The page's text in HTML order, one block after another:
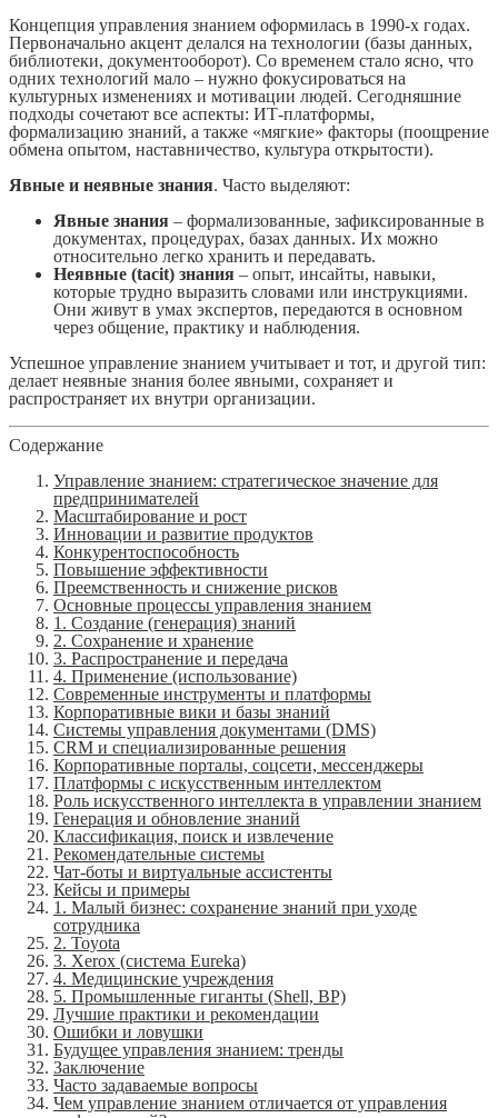
Концепция управления знанием оформилась в 1990-х годах.
Первоначально акцент делался на технологии (базы данных,
библиотеки, документооборот). Со временем стало ясно, что
одних технологий мало – нужно фокусироваться на
культурных изменениях и мотивации людей. Сегодняшние
подходы сочетают все аспекты: ИТ-платформы,
формализацию знаний, а также «мягкие» факторы (поощрение
обмена опытом, наставничество, культура открытости).
Явные и неявные знания. Часто выделяют:
Явные знания – формализованные, зафиксированные в
документах, процедурах, базах данных. Их можно
относительно легко хранить и передавать.
Неявные (tacit) знания – опыт, инсайты, навыки,
которые трудно выразить словами или инструкциями.
Они живут в умах экспертов, передаются в основном
через общение, практику и наблюдения.
Успешное управление знанием учитывает и тот, и другой тип:
делает неявные знания более явными, сохраняет и
распространяет их внутри организации.
Содержание
Управление знанием: стратегическое значение для
предпринимателей
Масштабирование и рост
Инновации и развитие продуктов
Конкурентоспособность
Повышение эффективности
Преемственность и снижение рисков
Основные процессы управления знанием
1. Создание (генерация) знаний
2. Сохранение и хранение
3. Распространение и передача
4. Применение (использование)
Современные инструменты и платформы
Корпоративные вики и базы знаний
Системы управления документами (DMS)
CRM и специализированные решения
Корпоративные порталы, соцсети, мессенджеры
Платформы с искусственным интеллектом
Роль искусственного интеллекта в управлении знанием
Генерация и обновление знаний
Классификация, поиск и извлечение
Рекомендательные системы
Чат-боты и виртуальные ассистенты
Кейсы и примеры
1. Малый бизнес: сохранение знаний при уходе
сотрудника
2. Toyota
3. Xerox (система Eureka)
4. Медицинские учреждения
5. Промышленные гиганты (Shell, BP)
Лучшие практики и рекомендации
Ошибки и ловушки
Будущее управления знанием: тренды
Заключение
Часто задаваемые вопросы
Чем управление знанием отличается от управления